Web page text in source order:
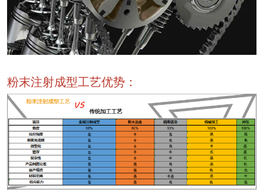
粉末注射成型工艺优势：